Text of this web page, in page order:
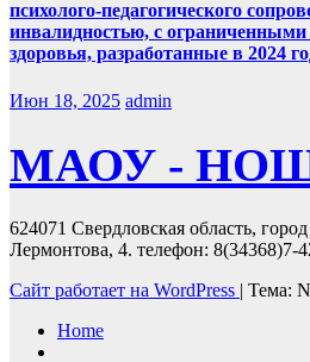
психолого-педагогического
инвалидностью, с
здоровья, разработанные в 2024
Июн 18, 2025 admin
МАОУ -
624071 Свердловская область,
Лермонтова, 4. телефон: 8(34368)7-
Сайт работает на WordPress | Тема:
Home